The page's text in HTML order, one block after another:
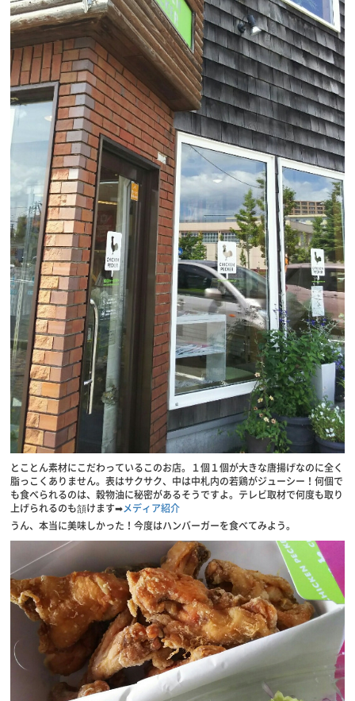
とことん素材にこだわっているこのお店。１個１個が大きな唐揚げなのに全く
脂っこくありません。表はサクサク、中は中札内の若鶏がジューシー！何個で
も食べられるのは、穀物油に秘密があるそうですよ。テレビ取材で何度も取り
上げられるのも頷けます➡メディア紹介
うん、本当に美味しかった！今度はハンバーガーを食べてみよう。